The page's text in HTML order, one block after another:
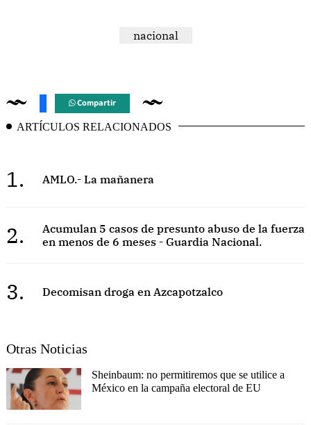
nacional
Compartir
ARTÍCULOS RELACIONADOS
1. AMLO.- La mañanera
2.
Acumulan 5 casos de presunto abuso de la fuerza
en menos de 6 meses - Guardia Nacional.
3. Decomisan droga en Azcapotzalco
Otras Noticias
Sheinbaum: no permitiremos que se utilice a
México en la campaña electoral de EU